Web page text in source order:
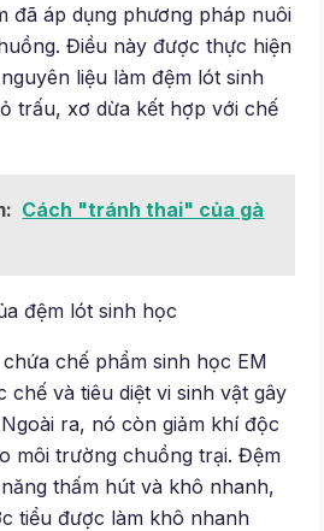
đã áp dụng phương pháp nuôi
Điều này được thực hiện
liệu làm đệm lót sinh
trấu, xơ dừa kết hợp với chế
Cách "tránh thai" của gà
chế phẩm sinh học EM
chế và tiêu diệt vi sinh vật gây
ra, nó còn giảm khí độc
môi trường chuồng trại. Đệm
thấm hút và khô nhanh,
tiểu được làm khô nhanh